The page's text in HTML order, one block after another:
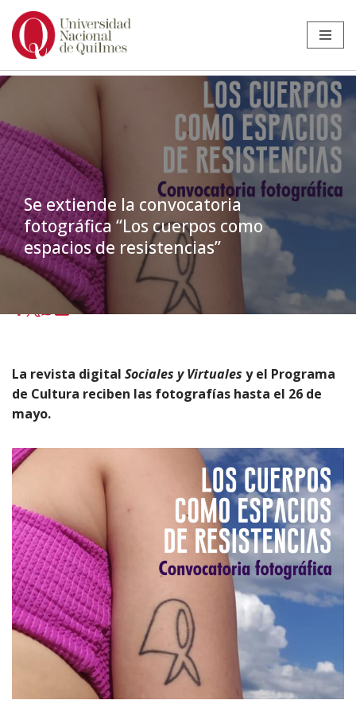
Ir
Se extiende la convocatoria
fotográfica “Los cuerpos como
espacios de resistencias”
Inicio» Noticias » Sin categoría
Se extiende la convocatoria
fotográfica “Los cuerpos como espacios de resistencias”
La revista digital Sociales y Virtuales y el Programa
de Cultura reciben las fotografías hasta el 26 de
mayo.